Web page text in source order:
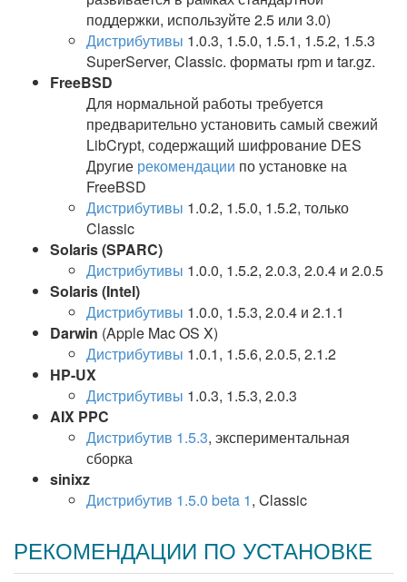
поддержки, используйте 2.5 или 3.0)
Дистрибутивы 1.0.3, 1.5.0, 1.5.1, 1.5.2, 1.5.3
SuperServer, Classic. форматы rpm и tar.gz.
FreeBSD
Для нормальной работы требуется
предварительно установить самый свежий
LibCrypt, содержащий шифрование DES
Другие рекомендации по установке на
FreeBSD
Дистрибутивы 1.0.2, 1.5.0, 1.5.2, только
Classic
Solaris (SPARC)
Дистрибутивы 1.0.0, 1.5.2, 2.0.3, 2.0.4 и 2.0.5
Solaris (Intel)
Дистрибутивы 1.0.0, 1.5.3, 2.0.4 и 2.1.1
Darwin (Apple Mac OS X)
Дистрибутивы 1.0.1, 1.5.6, 2.0.5, 2.1.2
HP-UX
Дистрибутивы 1.0.3, 1.5.3, 2.0.3
AIX PPC
Дистрибутив 1.5.3, экспериментальная
сборка
sinixz
Дистрибутив 1.5.0 beta 1, Classic
РЕКОМЕНДАЦИИ ПО УСТАНОВКЕ